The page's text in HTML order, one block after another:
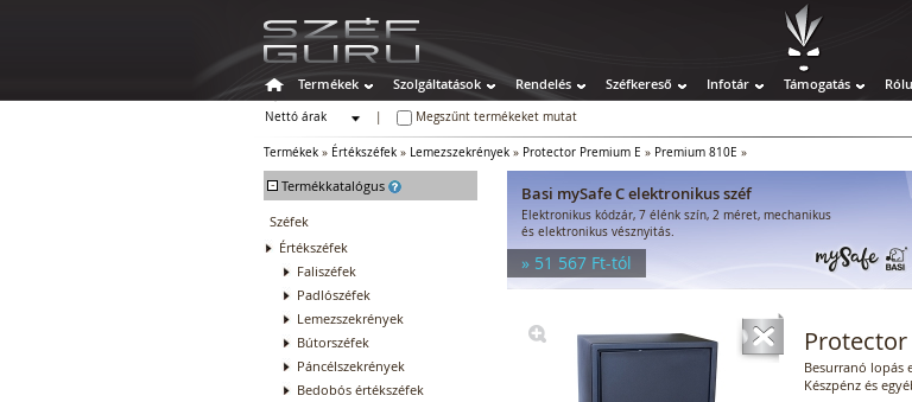
Termékek Szolgáltatások Rendelés Széfkereső Infotár Támogatás
Nettó árak
Megszűnt termékeket mutat
Termékek » Értékszéfek » Lemezszekrények » Protector Premium E » Premium 810E »
- Termékkatalógus
Széfek
Értékszéfek
Faliszéfek
Padlószéfek
Lemezszekrények
Bútorszéfek
Páncélszekrények
Bedobós értékszéfek
Basi mySafe C elektronikus széf
Elektronikus kódzár, 7 élénk szín, 2 méret, mechanikus
és elektronikus vésznyitás.
» 51 567 Ft-tól
Besurranó lopás
Készpénz és